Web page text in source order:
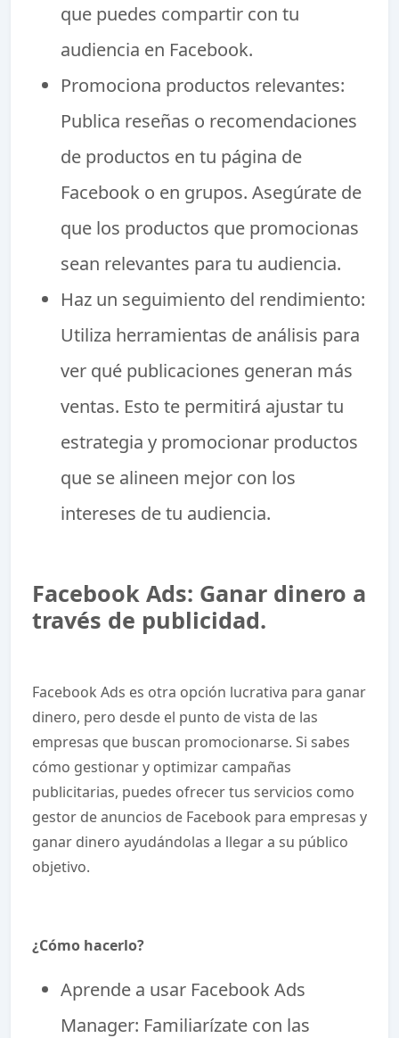
que puedes compartir con tu
audiencia en Facebook.
Promociona productos relevantes:
Publica reseñas o recomendaciones
de productos en tu página de
Facebook o en grupos. Asegúrate de
que los productos que promocionas
sean relevantes para tu audiencia.
Haz un seguimiento del rendimiento:
Utiliza herramientas de análisis para
ver qué publicaciones generan más
ventas. Esto te permitirá ajustar tu
estrategia y promocionar productos
que se alineen mejor con los
intereses de tu audiencia.
Facebook Ads: Ganar dinero a
través de publicidad.
Facebook Ads es otra opción lucrativa para ganar
dinero, pero desde el punto de vista de las
empresas que buscan promocionarse. Si sabes
cómo gestionar y optimizar campañas
publicitarias, puedes ofrecer tus servicios como
gestor de anuncios de Facebook para empresas y
ganar dinero ayudándolas a llegar a su público
objetivo.
¿Cómo hacerlo?
Aprende a usar Facebook Ads
Manager: Familiarízate con las